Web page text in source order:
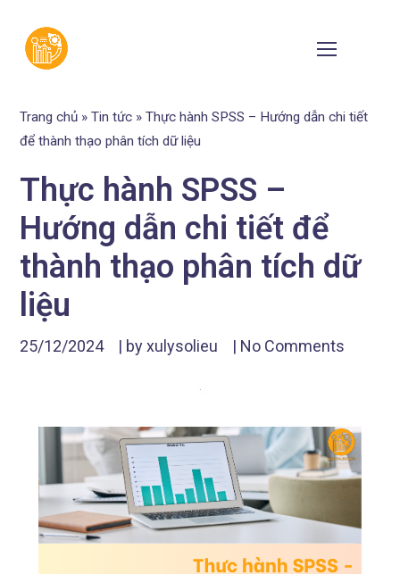
Trang chủ »Tin tức »Thực hành SPSS – Hướng dẫn chi tiết
để thành thạo phân tích dữ liệu
Thực hành SPSS –
Hướng dẫn chi tiết để
thành thạo phân tích dữ
liệu
25/12/2024 | byxulysolieu | No Comments